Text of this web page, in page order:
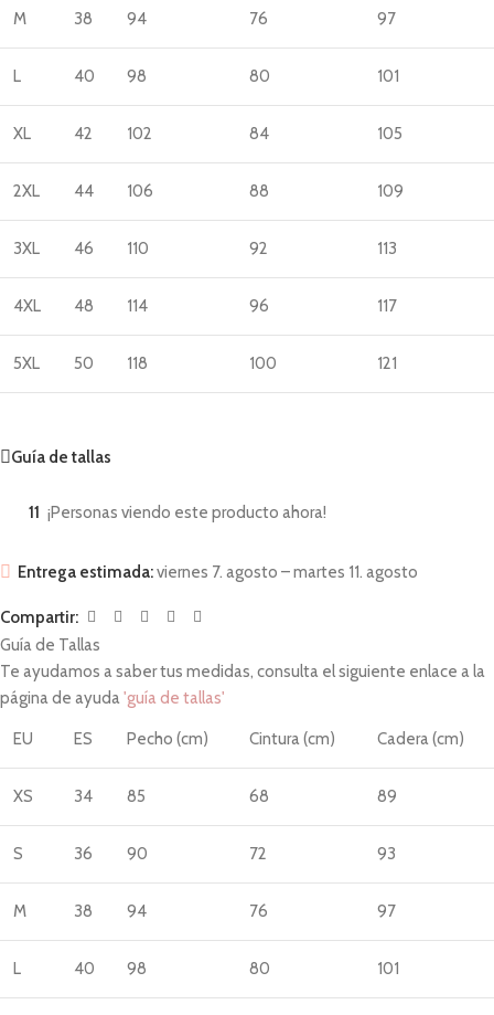
M 38 94 76 97
L 40 98 80 101
XL 42 102 84 105
2XL 44 106 88 109
3XL 46 110 92 113
4XL 48 114 96 117
5XL 50 118 100 121
Guía de tallas
11 ¡Personas viendo este producto ahora!
Entrega estimada:viernes 7. agosto – martes 11. agosto
Compartir:
Guía de Tallas
Te ayudamos a saber tus medidas, consulta el siguiente enlace a la
página de ayuda'guía de tallas'
EU ES Pecho (cm) Cintura (cm) Cadera (cm)
XS 34 85 68 89
S 36 90 72 93
M 38 94 76 97
L 40 98 80 101